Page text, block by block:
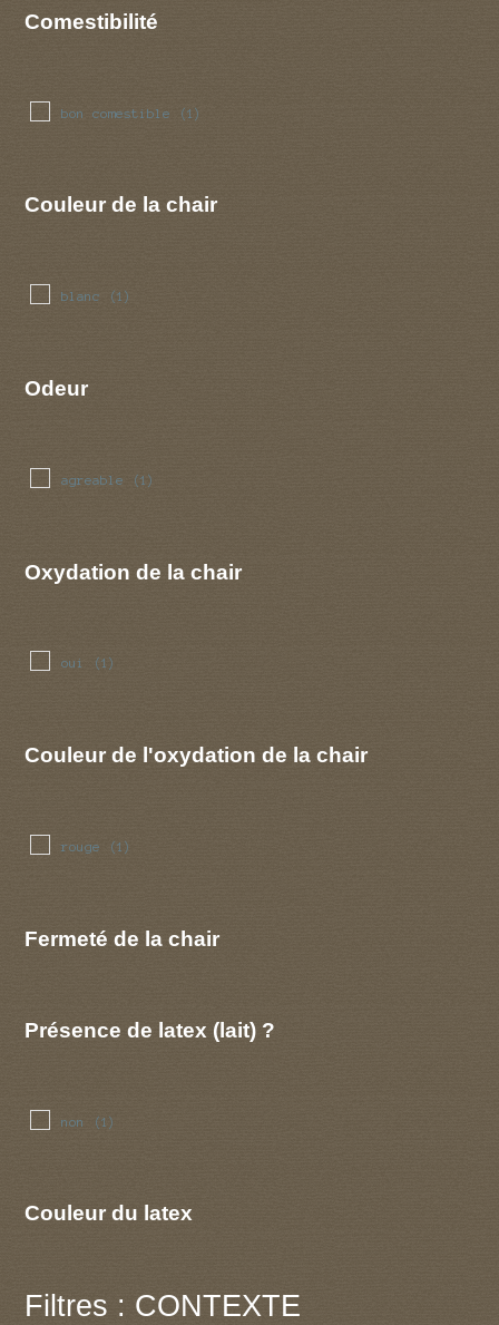
Comestibilité
bon comestible (1)
Couleur de la chair
blanc (1)
Odeur
agreable (1)
Oxydation de la chair
oui (1)
Couleur de l'oxydation de la chair
rouge (1)
Fermeté de la chair
Présence de latex (lait) ?
non (1)
Couleur du latex
Filtres : CONTEXTE